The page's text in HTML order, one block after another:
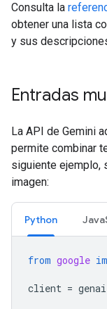
Consulta la
obtener una lista
y sus
Entradas
La API de Gemini
permite combinar
siguiente ejemplo,
imagen:
Python
from google
client = genai